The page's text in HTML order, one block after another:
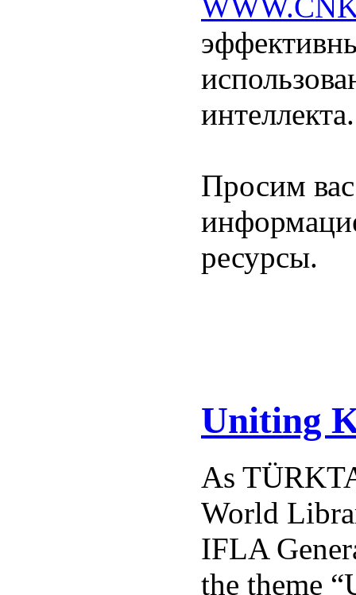
интеллекта.
Просим
ресурсы.
Uniting
As
World
IFLA
the theme